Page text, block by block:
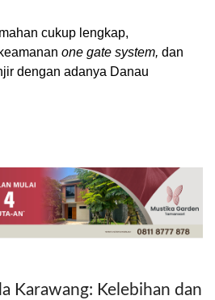
cukup lengkap,
one gate system, dan
dengan adanya Danau
Karawang: Kelebihan dan